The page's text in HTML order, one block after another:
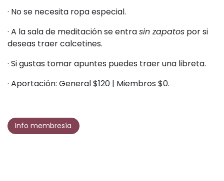
· No se necesita ropa especial.
· A la sala de meditación se entrasin zapatos por si
deseas traer calcetines.
· Si gustas tomar apuntes puedes traer una libreta.
· Aportación: General $120 | Miembros $0.
Info membresía